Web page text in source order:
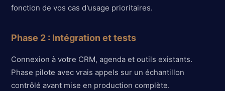
fonction de vos cas d'usage prioritaires.
Phase 2 : Intégration et tests
Connexion à votre CRM, agenda et outils existants.
Phase pilote avec vrais appels sur un échantillon
contrôlé avant mise en production complète.